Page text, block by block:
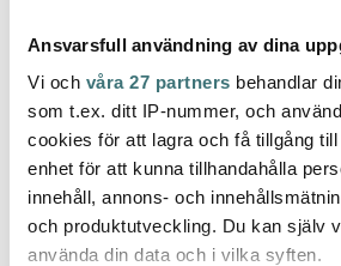
Ansvarsfull användning av dina
Vi och våra 27 partners behandlar
som t.ex. ditt IP-nummer, och
cookies för att lagra och få tillgång
enhet för att kunna tillhandahålla
innehåll, annons- och
och produktutveckling. Du kan själv
använda din data och i vilka syften.
Le Creuset
Ugnsformset 23+13 cm
black
489 kr 699 kr
Rosti
Classic
27,5 cm
59 kr